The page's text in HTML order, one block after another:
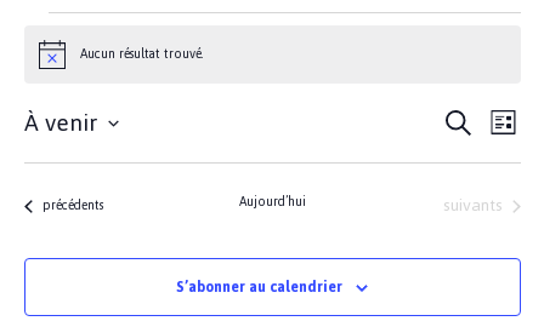
Évènements
Notice Aucun résultat trouvé.
et
de
Recherche
de
vues
Liste
À venir
Sélectionnez
date.Évènements
précédents Aujourd’hui Évènements
suivants
S’abonner au calendrier